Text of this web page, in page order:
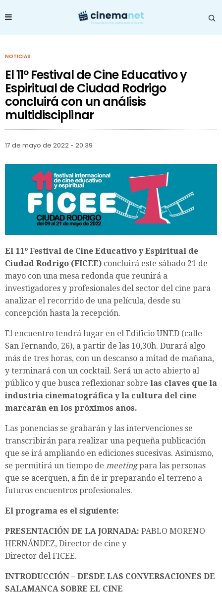
NOTICIAS
El 11º Festival de Cine Educativo y
Espiritual de Ciudad Rodrigo
concluirá con un análisis
multidisciplinar
17 de mayo de 2022 - 20:39
El 11º Festival de Cine Educativo y Espiritual de
Ciudad Rodrigo (FICEE) concluirá este sábado 21 de
mayo con una mesa redonda que reunirá a
investigadores y profesionales del sector del cine para
analizar el recorrido de una película, desde su
concepción hasta la recepción.
El encuentro tendrá lugar en el Edificio UNED (calle
San Fernando, 26), a partir de las 10,30h. Durará algo
más de tres horas, con un descanso a mitad de mañana,
y terminará con un cocktail. Será un acto abierto al
público y que busca reflexionar sobre las claves que la
industria cinematográfica y la cultura del cine
marcarán en los próximos años.
Las ponencias se grabarán y las intervenciones se
transcribirán para realizar una pequeña publicación
que se irá ampliando en ediciones sucesivas. Asimismo,
se permitirá un tiempo de meetingpara las personas
que se acerquen, a fin de ir preparando el terreno a
futuros encuentros profesionales.
El programa es el siguiente:
PRESENTACIÓN DE LA JORNADA: PABLO MORENO
HERNÁNDEZ, Director de cine y
Director del FICEE.
INTRODUCCIÓN – DESDE LAS CONVERSACIONES DE
SALAMANCA SOBRE EL CINE